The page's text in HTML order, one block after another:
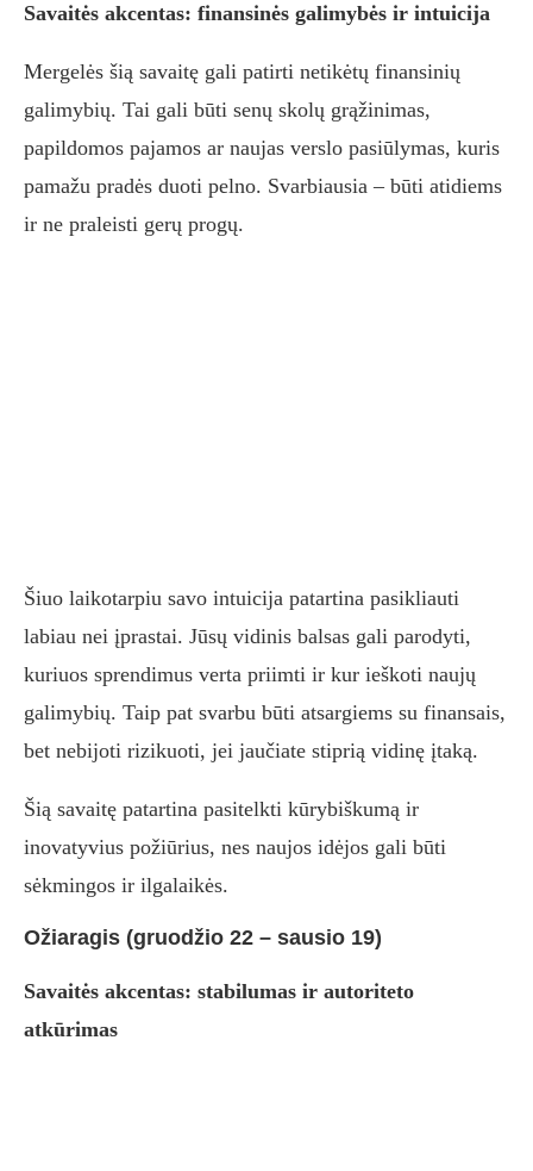
Savaitės akcentas: finansinės galimybės ir intuicija
Mergelės šią savaitę gali patirti netikėtų finansinių
galimybių. Tai gali būti senų skolų grąžinimas,
papildomos pajamos ar naujas verslo pasiūlymas, kuris
pamažu pradės duoti pelno. Svarbiausia – būti atidiems
ir ne praleisti gerų progų.
Šiuo laikotarpiu savo intuicija patartina pasikliauti
labiau nei įprastai. Jūsų vidinis balsas gali parodyti,
kuriuos sprendimus verta priimti ir kur ieškoti naujų
galimybių. Taip pat svarbu būti atsargiems su finansais,
bet nebijoti rizikuoti, jei jaučiate stiprią vidinę įtaką.
Šią savaitę patartina pasitelkti kūrybiškumą ir
inovatyvius požiūrius, nes naujos idėjos gali būti
sėkmingos ir ilgalaikės.
Ožiaragis (gruodžio 22 – sausio 19)
Savaitės akcentas: stabilumas ir autoriteto
atkūrimas